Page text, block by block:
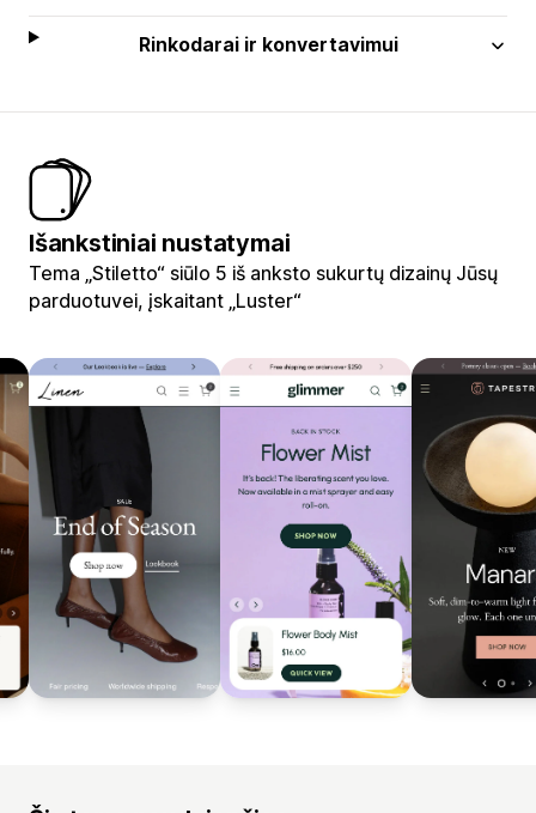
Rinkodarai ir konvertavimui
Išankstiniai nustatymai
Tema „Stiletto“ siūlo 5 iš anksto sukurtų dizainų Jūsų
parduotuvei, įskaitant „Luster“